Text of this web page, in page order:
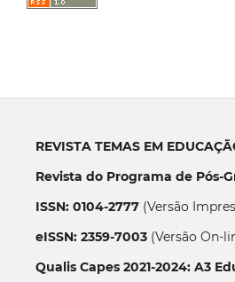
REVISTA TEMAS EM
Revista do Programa de Pós-
ISSN: 0104-2777(Versão
eISSN: 2359-7003(Versão On-
Qualis Capes 2021-2024: A3